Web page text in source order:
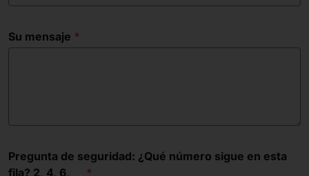
Su mensaje
Pregunta de seguridad: ¿Qué número sigue en esta
fila? 2, 4, 6, __